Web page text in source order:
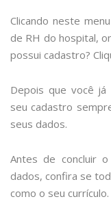
Clicando neste
de RH do hospital,
possui cadastro?
Depois que você
seu cadastro
seus dados.
Antes de concluir
dados, confira se
como o seu currículo.